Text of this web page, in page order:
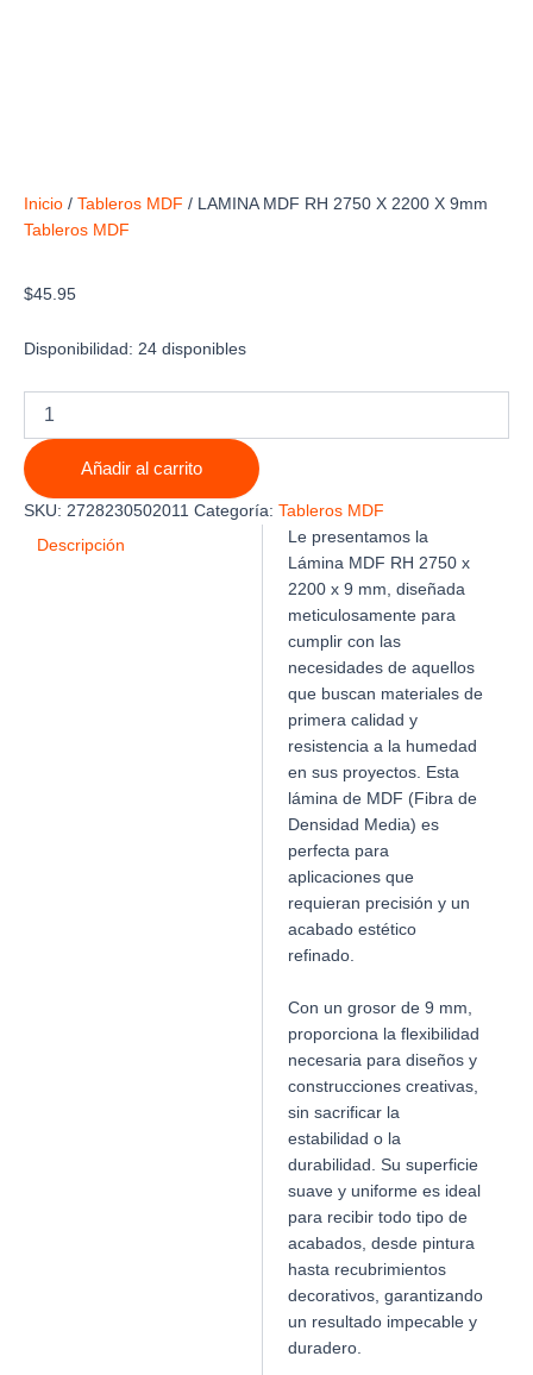
Inicio / Tableros MDF / LAMINA MDF RH 2750 X 2200 X 9mm
Tableros MDF
$45.95
Disponibilidad: 24 disponibles
MDF
RH
2750
2200
Añadir al carrito
SKU: 2728230502011 Categoría: Tableros MDF
Descripción
Le presentamos la
Lámina MDF RH 2750 x
2200 x 9 mm, diseñada
meticulosamente para
cumplir con las
necesidades de aquellos
que buscan materiales de
primera calidad y
resistencia a la humedad
en sus proyectos. Esta
lámina de MDF (Fibra de
Densidad Media) es
perfecta para
aplicaciones que
requieran precisión y un
acabado estético
refinado.
Con un grosor de 9 mm,
proporciona la flexibilidad
necesaria para diseños y
construcciones creativas,
sin sacrificar la
estabilidad o la
durabilidad. Su superficie
suave y uniforme es ideal
para recibir todo tipo de
acabados, desde pintura
hasta recubrimientos
decorativos, garantizando
un resultado impecable y
duradero.